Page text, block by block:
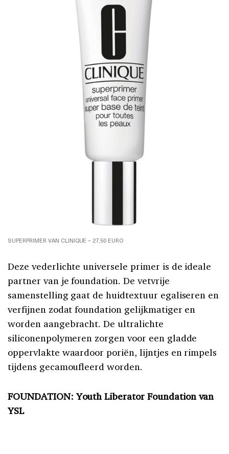
SUPERPRIMER VAN CLINIQUE – 27,50 EURO
Deze vederlichte universele primer is de ideale
partner van je foundation. De vetvrije
samenstelling gaat de huidtextuur egaliseren en
verfijnen zodat foundation gelijkmatiger en
worden aangebracht. De ultralichte
siliconenpolymeren zorgen voor een gladde
oppervlakte waardoor poriën, lijntjes en rimpels
tijdens gecamoufleerd worden.
FOUNDATION: Youth Liberator Foundation van
YSL